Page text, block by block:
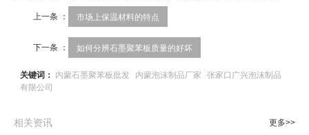
上一条 ： 市场上保温材料的特点
下一条 ： 如何分辨石墨聚苯板质量的好坏
关键词： 内蒙石墨聚苯板批发 内蒙泡沫制品厂家 张家口广兴泡沫制品
有限公司
相关资讯 更多>>